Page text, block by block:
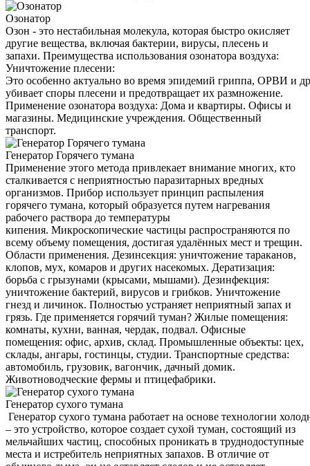
Озонатор
Озон - это нестабильная молекула, которая быстро окисляет
другие вещества, включая бактерии, вирусы, плесень и
запахи. Преимущества использования озонатора воздуха:
Уничтожение плесени:
Это особенно актуально во время эпидемий гриппа, ОРВИ и
убивает споры плесени и предотвращает их размножение.
Применение озонатора воздуха: Дома и квартиры. Офисы и
магазины. Медицинские учреждения. Общественный
транспорт.
Генератор Горячего тумана
Применение этого метода привлекает внимание многих, кто
сталкивается с неприятностью паразитарных вредных
организмов. Прибор использует принцип распыления
горячего тумана, который образуется путем нагревания
рабочего раствора до температуры
кипения. Микроскопические частицы распространяются по
всему объему помещения, достигая удалённых мест и трещин.
Области применения. Дезинсекция: уничтожение тараканов,
клопов, мух, комаров и других насекомых. Дератизация:
борьба с грызунами (крысами, мышами). Дезинфекция:
уничтожение бактерий, вирусов и грибков. Уничтожение
гнезд и личинок. Полностью устраняет неприятный запах и
грязь. Где применяется горячий туман? Жилые помещения:
комнаты, кухни, ванная, чердак, подвал. Офисные
помещения: офис, архив, склад. Промышленные объекты: цех,
склады, ангары, гостинцы, студии. Транспортные средства:
автомобиль, грузовик, вагончик, дачный домик.
Животноводческие фермы и птицефабрики.
Генератор сухого тумана
Генератор сухого тумана работает на основе технологии
– это устройство, которое создает сухой туман, состоящий из
мельчайших частиц, способных проникать в труднодоступные
места и истребитель неприятных запахов. В отличие от